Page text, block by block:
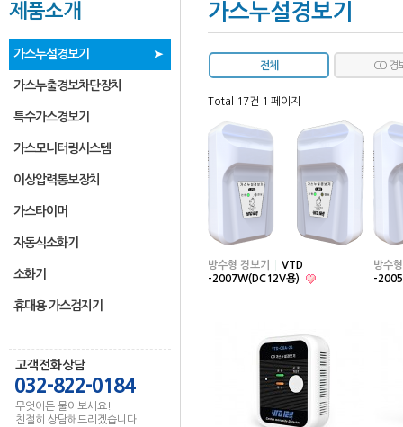
제품소개
가스누설경보기
가스누출경보차단장치
특수가스경보기
가스모니터링시스템
이상압력통보장치
가스타이머
자동식소화기
소화기
휴대용 가스검지기
고객전화상담
032-822-0184
무엇이든 물어보세요!
친절히 상담해드리겠습니다.
가스누설경보기
전체 CO 경
Total 17건 1 페이지
방수형 경보기
VTD
-2007W(DC12V용)
방수
-